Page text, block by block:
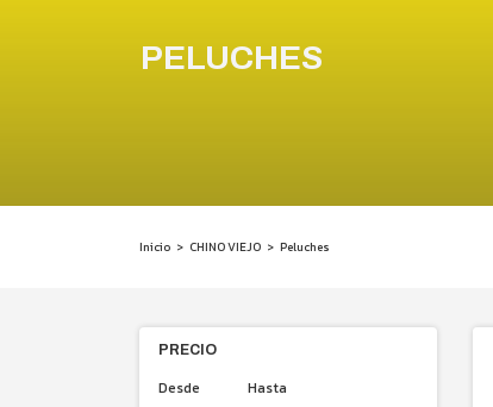
PELUCHES
Inicio > CHINO VIEJO > Peluches
PRECIO
Desde Hasta